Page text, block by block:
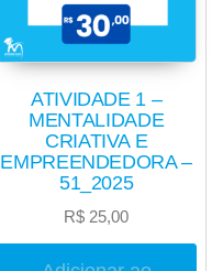
ATIVIDADE 1 –
MENTALIDADE
CRIATIVA E
EMPREENDEDORA –
51_2025
R$ 25,00